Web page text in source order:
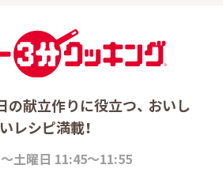
の献立作りに役立つ、 おいし
いレシピ満載！
土曜日 11:45～11:55